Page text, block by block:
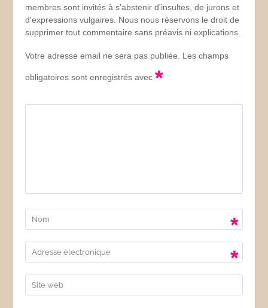
membres sont invités à s'abstenir d'insultes, de jurons et
d'expressions vulgaires. Nous nous réservons le droit de
supprimer tout commentaire sans préavis ni explications.
Votre adresse email ne sera pas publiée. Les champs
obligatoires sont enregistrés avec*
*
*